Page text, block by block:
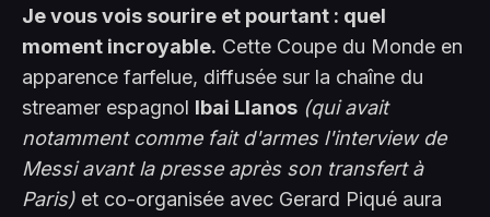
Je vous vois sourire et pourtant : quel
moment incroyable. Cette Coupe du Monde en
apparence farfelue, diffusée sur la chaîne du
streamer espagnol Ibai Llanos (qui avait
notamment comme fait d'armes l'interview de
Messi avant la presse après son transfert à
Paris) et co-organisée avec Gerard Piqué aura